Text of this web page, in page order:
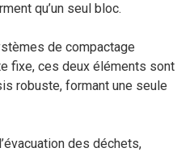
qu’un seul bloc.
de compactage
fixe, ces deux éléments sont
robuste, formant une seule
des déchets,